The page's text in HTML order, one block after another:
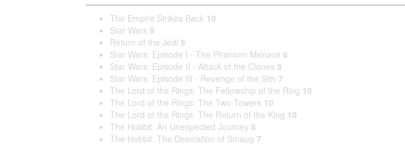
The Empire Strikes Back 10
Star Wars 9
Return of the Jedi 9
Star Wars: Episode I - The Phantom Menace 6
Star Wars: Episode II - Attack of the Clones 5
Star Wars: Episode III - Revenge of the Sith 7
The Lord of the Rings: The Fellowship of the Ring 10
The Lord of the Rings: The Two Towers 10
The Lord of the Rings: The Return of the King 10
The Hobbit: An Unexpected Journey 8
The Hobbit: The Desolation of Smaug 7